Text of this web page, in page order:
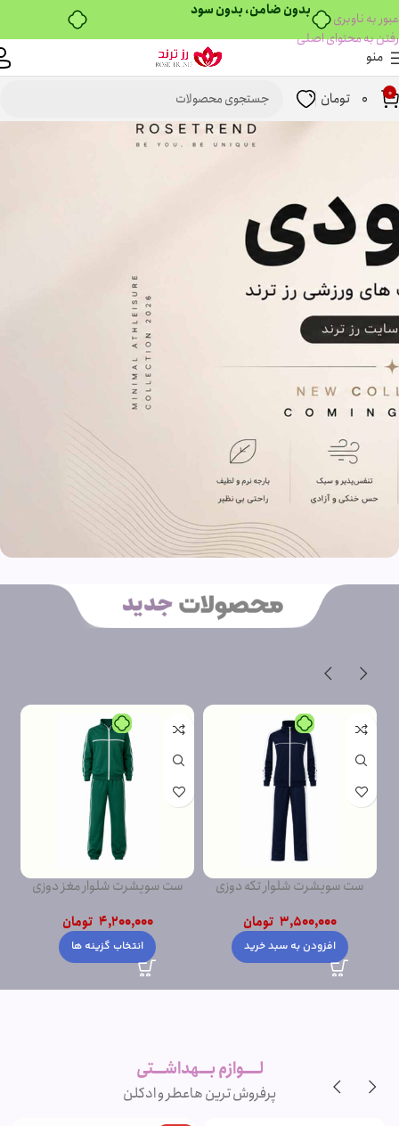
بدون ضامن، بدون سود
عبور به ناوبری
رفتن به محتوای اصلی
منو
0
0 تومان
ست سویشرت شلوار تکه دوزی
3,500,000 تومان
افزودن به سبد خرید
ست سویشرت شلوار مغز دوزی
4,200,000 تومان
انتخاب گزینه ها
لــــوازم بـــهداشـــتی
پرفروش ترین هاعطر و ادکلن